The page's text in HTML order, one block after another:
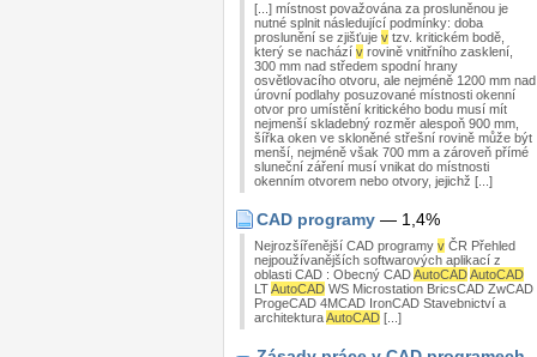
[...] místnost považována za prosluněnou je
nutné splnit následující podmínky: doba
proslunění se zjišťuje v tzv. kritickém bodě,
který se nachází v rovině vnitřního zasklení,
300 mm nad středem spodní hrany
osvětlovacího otvoru, ale nejméně 1200 mm nad
úrovní podlahy posuzované místnosti okenní
otvor pro umístění kritického bodu musí mít
nejmenší skladebný rozměr alespoň 900 mm,
šířka oken ve skloněné střešní rovině může být
menší, nejméně však 700 mm a zároveň přímé
sluneční záření musí vnikat do místnosti
okenním otvorem nebo otvory, jejichž [...]
CAD programy — 1,4%
Nejrozšířenější CAD programy v ČR Přehled
nejpoužívanějších softwarových aplikací z
oblasti CAD : Obecný CADAutoCADAutoCAD
LTAutoCAD WS Microstation BricsCAD ZwCAD
ProgeCAD 4MCAD IronCAD Stavebnictví a
architekturaAutoCAD [...]